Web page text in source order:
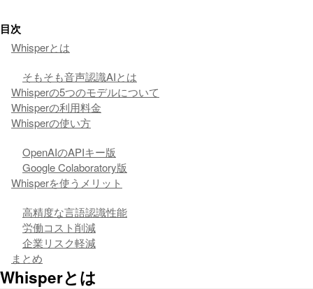
目次
Whisperとは
そもそも音声認識AIとは
Whisperの5つのモデルについて
Whisperの利用料金
Whisperの使い方
OpenAIのAPIキー版
Google Colaboratory版
Whisperを使うメリット
高精度な言語認識性能
労働コスト削減
企業リスク軽減
まとめ
Whisperとは